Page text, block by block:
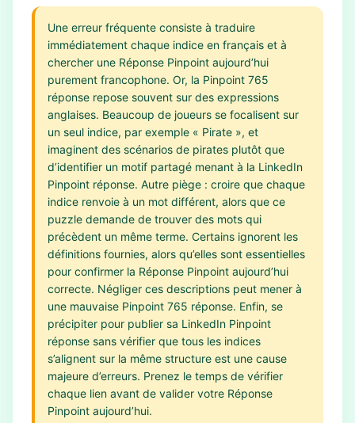
Une erreur fréquente consiste à traduire
immédiatement chaque indice en français et à
chercher une Réponse Pinpoint aujourd’hui
purement francophone. Or, la Pinpoint 765
réponse repose souvent sur des expressions
anglaises. Beaucoup de joueurs se focalisent sur
un seul indice, par exemple « Pirate », et
imaginent des scénarios de pirates plutôt que
d’identifier un motif partagé menant à la LinkedIn
Pinpoint réponse. Autre piège : croire que chaque
indice renvoie à un mot différent, alors que ce
puzzle demande de trouver des mots qui
précèdent un même terme. Certains ignorent les
définitions fournies, alors qu’elles sont essentielles
pour confirmer la Réponse Pinpoint aujourd’hui
correcte. Négliger ces descriptions peut mener à
une mauvaise Pinpoint 765 réponse. Enfin, se
précipiter pour publier sa LinkedIn Pinpoint
réponse sans vérifier que tous les indices
s’alignent sur la même structure est une cause
majeure d’erreurs. Prenez le temps de vérifier
chaque lien avant de valider votre Réponse
Pinpoint aujourd’hui.